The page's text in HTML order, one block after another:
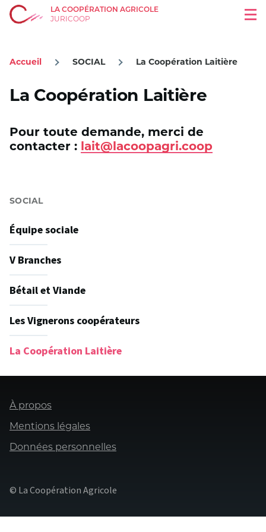
Aller au contenu principal
LA COOPÉRATION AGRICOLE
JURICOOP
d'Ariane
Accueil SOCIAL La Coopération Laitière
La Coopération Laitière
Pour toute demande, merci de
contacter : lait@lacoopagri.coop
SOCIAL
Équipe sociale
V Branches
Bétail et Viande
Les Vignerons coopérateurs
La Coopération Laitière
Pied
de
page
À propos
Mentions légales
Données personnelles
© La Coopération Agricole